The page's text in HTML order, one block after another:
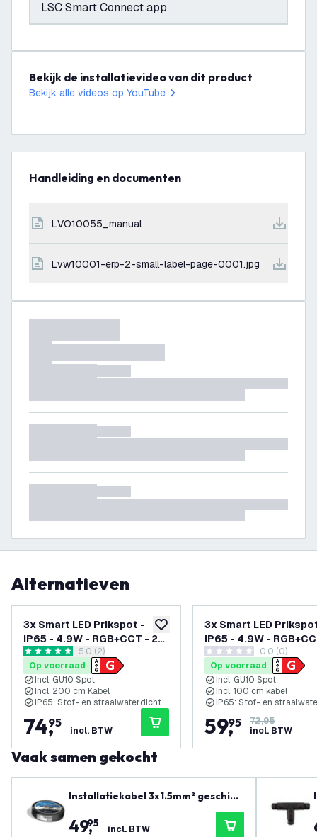
LSC Smart Connect app
Bekijk de installatievideo van dit product
Bekijk alle videos op YouTube
Handleiding en documenten
LVO10055_manual
lvw10001-erp-2-small-label-page-0001.jpg
Alternatieven
toevoegen aan verlanglijst
3x Smart LED Prikspot -
IP65 - 4.9W - RGB+CCT - 2
Meter Kabel met Stekker -
Zwart
reviews drawer openen
5 score sterren5.0 (2)
Op voorraad
Incl. GU10 Spot
Incl. 200 cm Kabel
IP65: Stof- en straalwaterdicht
74,
95
incl. BTW
3x Smart LED
IP65 - 4.9W -
Meter Kabel -
0 score sterren0.0 (0)
Op voorraad
Incl. GU10 Spot
Incl. 100 cm kabel
IP65: Stof- en
59,
95
72,95
incl. BTW
Vaak samen gekocht
Installatiekabel 3x1.5mm² geschikt
voor binnen en buitengebruik of al
s grondkabel - 25 meter
49,
95 incl. BTW